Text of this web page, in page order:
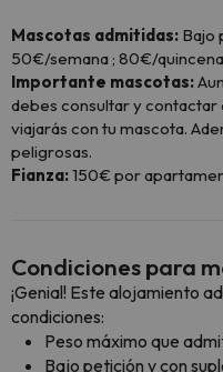
Mascotas admitidas: Bajo
50€/semana ; 80€/
Importante mascotas:
debes consultar y
viajarás con tu mascota.
peligrosas.
Fianza:150€ por
Condiciones para
¡Genial! Este alojamiento
condiciones:
Peso máximo que
Bajo petición y con